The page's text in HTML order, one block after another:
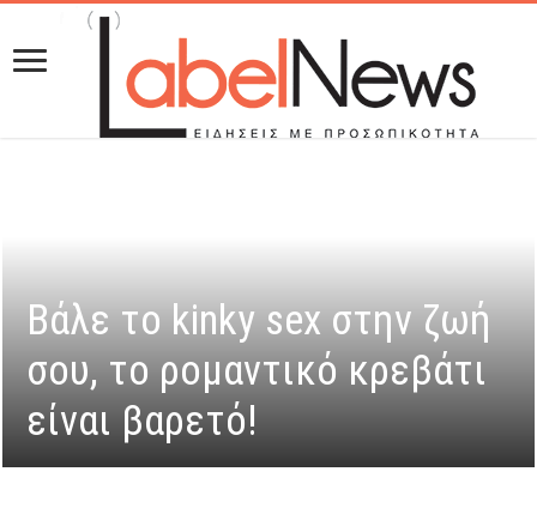
Βάλε το kinky sex στην ζωή
σου, το ρομαντικό κρεβάτι
είναι βαρετό!